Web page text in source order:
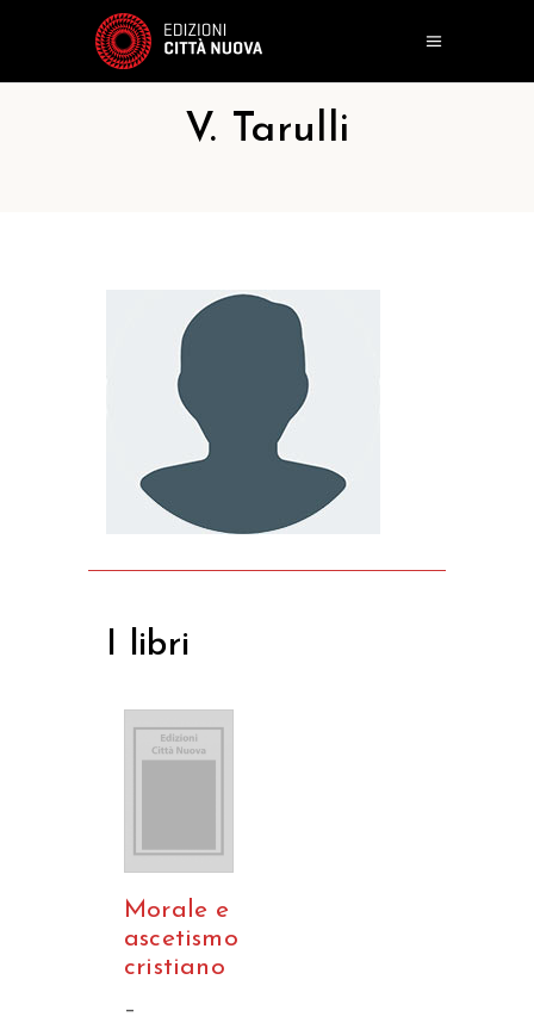
V. Tarulli
I libri
Morale e
ascetismo
cristiano
–